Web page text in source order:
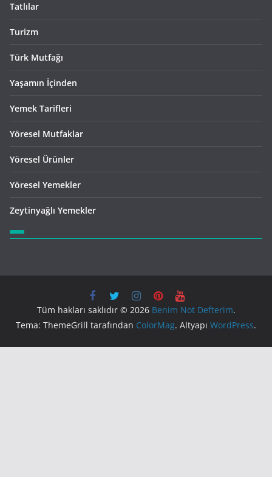
Tatlılar
Turizm
Türk Mutfağı
Yaşamın İçinden
Yemek Tarifleri
Yöresel Mutfaklar
Yöresel Ürünler
Yöresel Yemekler
Zeytinyağlı Yemekler
Tüm hakları saklıdır © 2026 Benim Not Defterim.
Tema: ThemeGrill tarafından ColorMag. Altyapı WordPress.